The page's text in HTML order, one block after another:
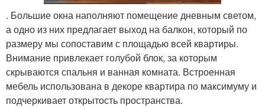
. Большие окна наполняют помещение дневным светом,
а одно из них предлагает выход на балкон, который по
размеру мы сопоставим с площадью всей квартиры.
Внимание привлекает голубой блок, за которым
скрываются спальня и ванная комната. Встроенная
мебель использована в декоре квартира по максимуму и
подчеркивает открытость пространства.